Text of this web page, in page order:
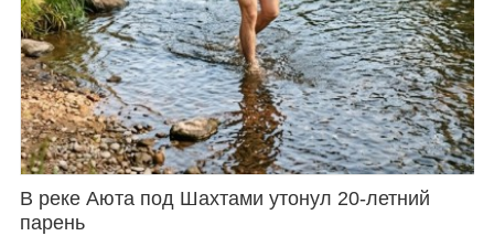
Фотогалерея
В реке Аюта под Шахтами утонул 20-летний
парень